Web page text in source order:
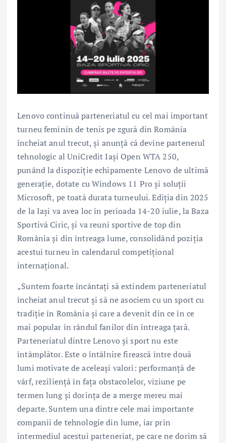
Lenovo continuă parteneriatul cu cel mai important
turneu feminin de tenis pe zgură din România
încheiat anul trecut, și anunță că devine partenerul
tehnologic al UniCredit Iași Open WTA 250,
punând la dispoziție echipamente Lenovo de ultimă
generație, dotate cu Windows 11 Pro și soluții
Microsoft, pe toată durata turneului. Ediția din 2025
de la Iași va avea loc în perioada 14-20 iulie, la Baza
Sportivă Ciric, și va reuni sportive de top din
România și din întreaga lume, consolidând poziția
acestui turneu în calendarul competițional
internațional.
„Suntem foarte încântați să extindem parteneriatul
încheiat anul trecut și să ne asociem cu un sport cu
tradiție în România și care a devenit din ce în ce
mai popular în rândul fanilor din întreaga țară.
Parteneriatul dintre Lenovo și sport nu este
întâmplător. Este o întâlnire firească între două
lumi motivate de aceleași valori: performanță de
vârf, reziliență în fața obstacolelor, viziune pe
termen lung și dorința de a merge mereu mai
departe. Suntem una dintre cele mai importante
companii de tehnologie din lume, iar prin
intermediul acestui parteneriat, pe care ne dorim să